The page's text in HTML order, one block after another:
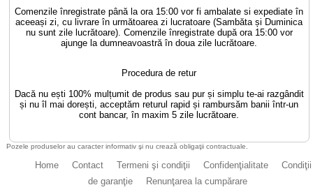
Comenzile înregistrate până la ora 15:00 vor fi ambalate si expediate în
aceeași zi, cu livrare în următoarea zi lucratoare (Sambăta și Duminica
nu sunt zile lucrătoare). Comenzile înregistrate după ora 15:00 vor
ajunge la dumneavoastră în doua zile lucrătoare.
Procedura de retur
Dacă nu ești 100% mulțumit de produs sau pur și simplu te-ai razgândit
și nu îl mai dorești, acceptăm returul rapid și rambursăm banii într-un
cont bancar, în maxim 5 zile lucrătoare.
Pozele produselor au caracter informativ şi nu crează obligaţii contractuale.
Home Contact Termeni şi condiţii Confidenţialitate
Condiţii
de garanţie
Renunţarea la cumpărare